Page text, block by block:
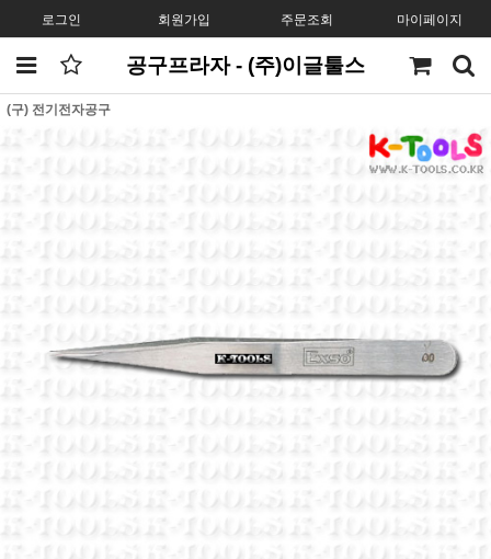
로그인 회원가입 주문조회 마이페이지
공구프라자 - (주)이글툴스
(구) 전기전자공구